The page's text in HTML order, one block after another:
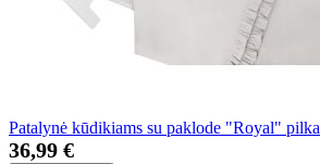
Patalynė kūdikiams su paklode "Royal" pilka
36,99 €